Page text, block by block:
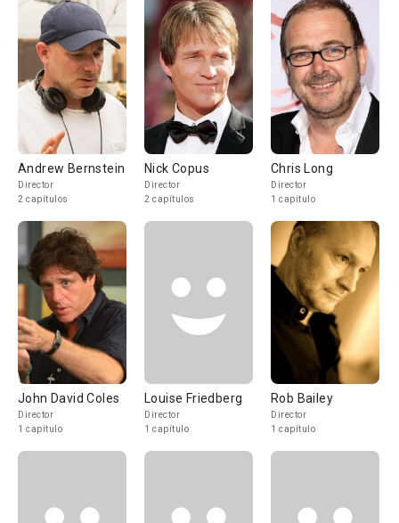
Andrew Bernstein
Director
2 capítulos
Nick Copus
Director
2 capítulos
Chris Long
Director
1 capítulo
John David Coles
Director
1 capítulo
Louise Friedberg
Director
1 capítulo
Rob Bailey
Director
1 capítulo